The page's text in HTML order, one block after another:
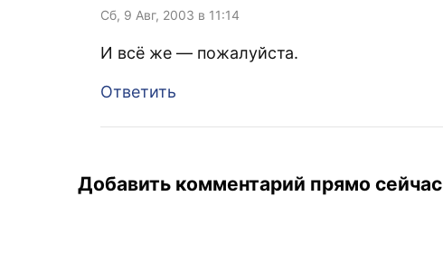
Сб, 9 Авг, 2003 в 11:14
И всё же — пожалуйста.
Ответить
Добавить комментарий прямо сейчас